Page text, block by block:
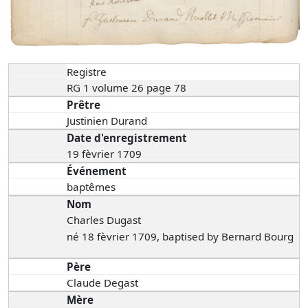
Registre
RG 1 volume 26 page 78
Prêtre
Justinien Durand
Date d'enregistrement
19 fèvrier 1709
Événement
baptêmes
Nom
Charles Dugast
né 18 fèvrier 1709, baptised by Bernard Bourg
Père
Claude Degast
Mère